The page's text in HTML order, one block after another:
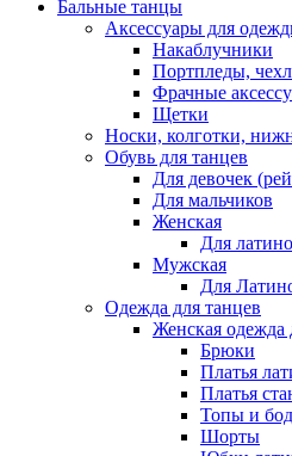
Бальные танцы
Аксессуары для
Накаблучники
Портпледы,
Фрачные
Щетки
Носки, колготки,
Обувь для танцев
Для девочек
Для мальчиков
Женская
Для
Мужская
Для
Одежда для танцев
Женская одежда
Брюки
Платья
Платья
Топы и
Шорты